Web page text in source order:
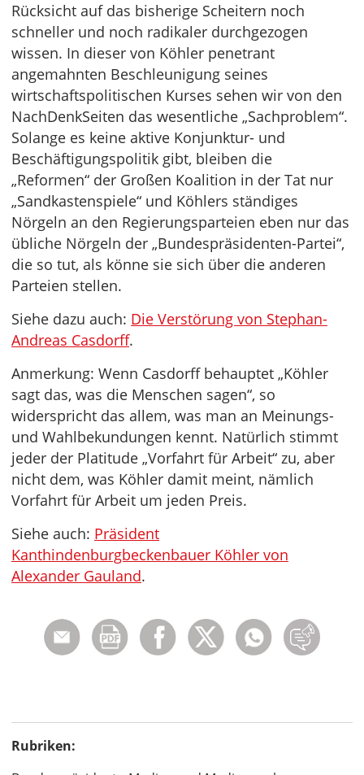
Rücksicht auf das bisherige Scheitern noch
schneller und noch radikaler durchgezogen
wissen. In dieser von Köhler penetrant
angemahnten Beschleunigung seines
wirtschaftspolitischen Kurses sehen wir von den
NachDenkSeiten das wesentliche „Sachproblem“.
Solange es keine aktive Konjunktur- und
Beschäftigungspolitik gibt, bleiben die
„Reformen“ der Großen Koalition in der Tat nur
„Sandkastenspiele“ und Köhlers ständiges
Nörgeln an den Regierungsparteien eben nur das
übliche Nörgeln der „Bundespräsidenten-Partei“,
die so tut, als könne sie sich über die anderen
Parteien stellen.
Siehe dazu auch: Die Verstörung von Stephan-
Andreas Casdorff.
Anmerkung: Wenn Casdorff behauptet „Köhler
sagt das, was die Menschen sagen“, so
widerspricht das allem, was man an Meinungs-
und Wahlbekundungen kennt. Natürlich stimmt
jeder der Platitude „Vorfahrt für Arbeit“ zu, aber
nicht dem, was Köhler damit meint, nämlich
Vorfahrt für Arbeit um jeden Preis.
Siehe auch: Präsident
Kanthindenburgbeckenbauer Köhler von
Alexander Gauland.
Rubriken: